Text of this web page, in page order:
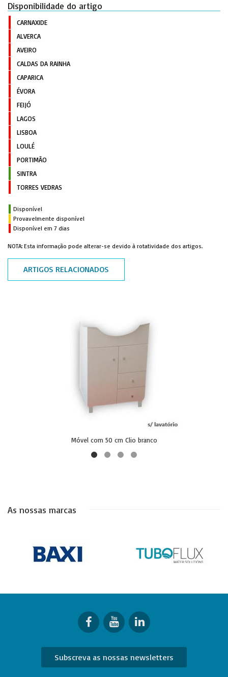
Disponibilidade do artigo
CARNAXIDE
ALVERCA
AVEIRO
CALDAS DA RAINHA
CAPARICA
ÉVORA
FEIJÓ
LAGOS
LISBOA
LOULÉ
PORTIMÃO
SINTRA
TORRES VEDRAS
Disponível
Provavelmente disponível
Disponível em 7 dias
NOTA: Esta informação pode alterar-se devido à rotatividade dos artigos.
ARTIGOS RELACIONADOS
Móvel com 50 cm Clio branco
As nossas marcas
Subscreva as nossas newsletters